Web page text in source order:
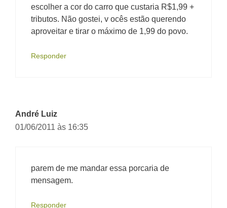
escolher a cor do carro que custaria R$1,99 +
tributos. Não gostei, v ocês estão querendo
aproveitar e tirar o máximo de 1,99 do povo.
Responder
André Luiz
01/06/2011 às 16:35
parem de me mandar essa porcaria de
mensagem.
Responder